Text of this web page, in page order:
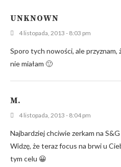
UNKNOWN
4 listopada, 2013 - 8:03 pm
Sporo tych nowości, ale
nie miałam 🙂
M.
4 listopada, 2013 - 8:04 pm
Najbardziej chciwie zerkam na
Widzę, że teraz focus na brwi u
tym celu 😀